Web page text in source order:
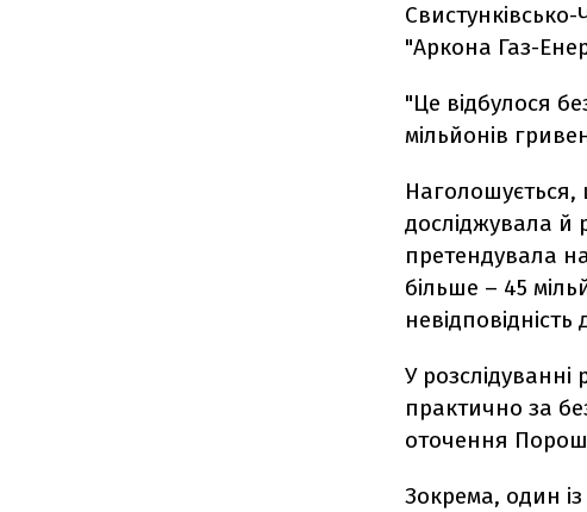
"Аркона Газ-
"Це відбулося
мільйонів
досліджувала й
претендувала
більше – 45
У
практично за
оточення
Зокрема, один